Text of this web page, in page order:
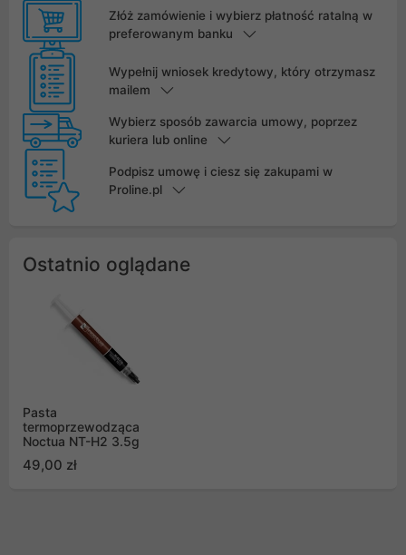
Złóż zamówienie i wybierz płatność ratalną w
preferowanym banku
Wypełnij wniosek kredytowy, który otrzymasz
mailem
Wybierz sposób zawarcia umowy, poprzez
kuriera lub online
Podpisz umowę i ciesz się zakupami w
Proline.pl
Ostatnio oglądane
Pasta
termoprzewodząca
Noctua NT-H2 3.5g
49,00 zł